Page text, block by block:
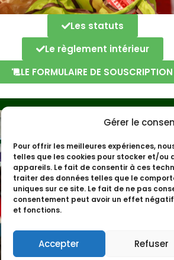
Gérer le
Pour offrir les meilleures expériences,
telles que les cookies pour stocker et/ou
appareils. Le fait de consentir à ces
traiter des données telles que le
uniques sur ce site. Le fait de ne pas
consentement peut avoir un effet
et fonctions.
Accepter Refuser
Les statuts
Le règlement intérieur
LE FORMULAIRE DE SOUSCRIPTION